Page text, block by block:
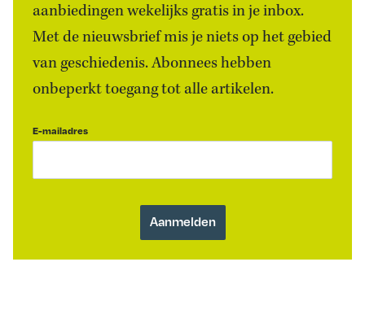
aanbiedingen wekelijks gratis in je inbox.
Met de nieuwsbrief mis je niets op het gebied
van geschiedenis. Abonnees hebben
onbeperkt toegang tot alle artikelen.
E-mailadres